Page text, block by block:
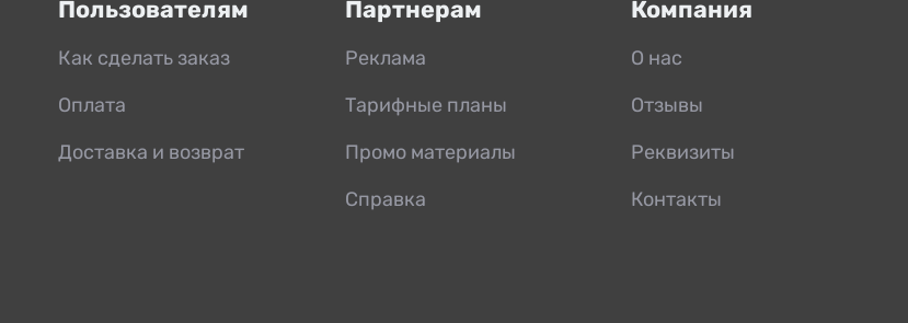
Пользователям
Как сделать заказ
Оплата
Доставка и возврат
Партнерам
Реклама
Тарифные планы
Промо материалы
Справка
Компания
О нас
Отзывы
Реквизиты
Контакты